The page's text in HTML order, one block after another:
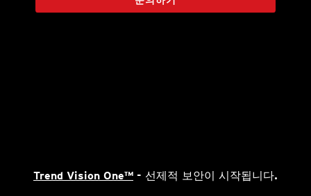
Trend Vision One™ - 선제적 보안이 시작됩니다.